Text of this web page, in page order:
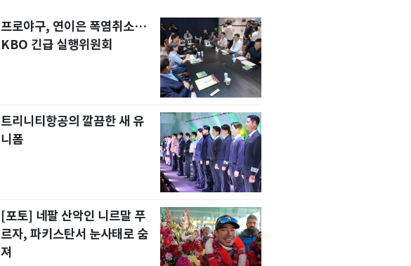
프로야구, 연이은 폭염취소…
KBO 긴급 실행위원회
트리니티항공의 깔끔한 새 유
니폼
[포토] 네팔 산악인 니르말 푸
르자, 파키스탄서 눈사태로 숨
져